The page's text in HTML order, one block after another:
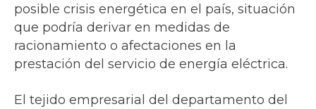
posible crisis energética en el país, situación
que podría derivar en medidas de
racionamiento o afectaciones en la
prestación del servicio de energía eléctrica.
El tejido empresarial del departamento del